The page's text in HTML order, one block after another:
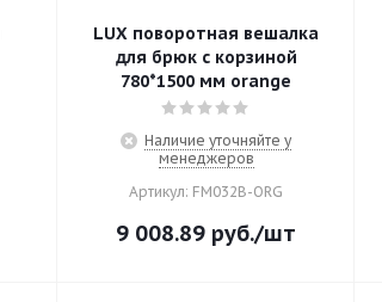
LUX поворотная вешалка
для брюк с корзиной
780*1500 мм orange
Наличие уточняйте у
менеджеров
Артикул: FM032B-ORG
9 008.89 руб./шт